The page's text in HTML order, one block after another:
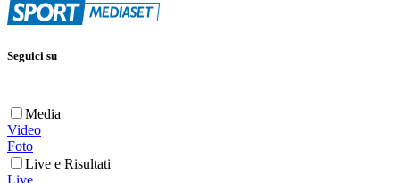
Seguici su
Media
Video
Foto
Live e Risultati
Live